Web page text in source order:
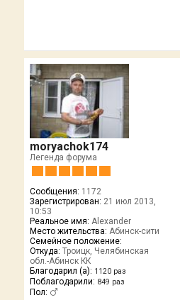
moryachok174
Легенда форума
Сообщения: 1172
Зарегистрирован: 21 июл 2013,
10:53
Реальное имя: Alexander
Место жительства: Абинск-сити
Семейное положение:
Откуда: Троицк, Челябинская
обл.-Абинск КК
Благодарил (а): 1120 раз
Поблагодарили: 849 раз
Пол: